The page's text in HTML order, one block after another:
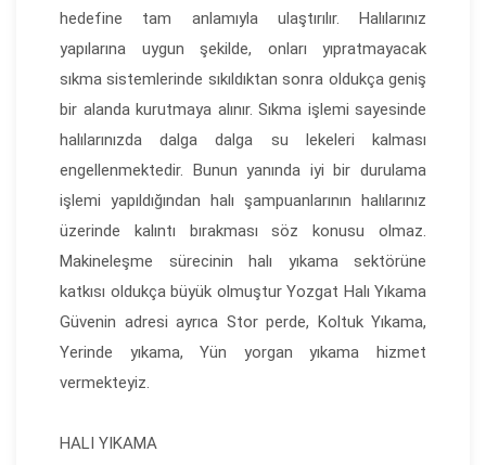
hedefine tam anlamıyla ulaştırılır. Halılarınız
yapılarına uygun şekilde, onları yıpratmayacak
sıkma sistemlerinde sıkıldıktan sonra oldukça geniş
bir alanda kurutmaya alınır. Sıkma işlemi sayesinde
halılarınızda dalga dalga su lekeleri kalması
engellenmektedir. Bunun yanında iyi bir durulama
işlemi yapıldığından halı şampuanlarının halılarınız
üzerinde kalıntı bırakması söz konusu olmaz.
Makineleşme sürecinin halı yıkama sektörüne
katkısı oldukça büyük olmuştur Yozgat Halı Yıkama
Güvenin adresi ayrıca Stor perde, Koltuk Yıkama,
Yerinde yıkama, Yün yorgan yıkama hizmet
vermekteyiz.
HALI YIKAMA